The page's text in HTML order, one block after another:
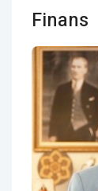
Finans